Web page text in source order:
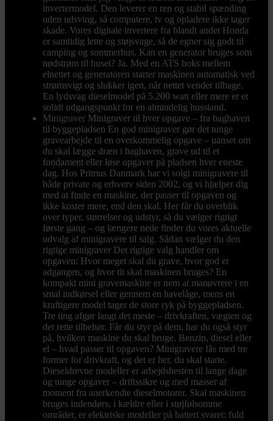
invertermodel. Den leverer en ren og stabil spænding
uden udsving, så computere, tv og opladere ikke tager
skade. Vores digitale invertere fra blandt andet Honda
er samtidig lette og støjsvage, så de egner sig godt til
camping og sommerhus. Kan en generator bruges som
nødstrøm til huset? Ja. Med en ATS boks mellem
elnettet og generatoren starter maskinen automatisk ved
strømsvigt og slukker igen, når nettet vender tilbage.
En lydsvag dieselmodel på 5.200 watt eller mere er et
solidt udgangspunkt for en almindelig husstand.
Minigraver Minigraver til hver opgave – fra baghaven
til byggepladsen En god minigraver gør det tunge
gravearbejde til en overkommelig opgave – uanset om
du skal lægge dræn i baghaven, grave ud til et
fundament eller løse opgaver på pladsen hver eneste
dag. Hos Primus Danmark har vi solgt minigravere til
både private og erhverv siden 2002, og vi hjælper dig
med at finde en maskine, der passer til opgaven og
ikke koster mere, end den skal. Her får du overblik
over typer, størrelser og udstyr, så du vælger rigtigt
første gang – og længere nede finder du vores aktuelle
udvalg af minigravere til salg. Sådan vælger du den
rigtige minigraver Det rigtige valg handler om
opgaven: Hvor meget skal du grave, hvor god er
adgangen, og hvor tit skal maskinen bruges? En
kompakt mini gravemaskine er nem at manøvrere i en
smal indkørsel eller gennem en havelåge, mens en
kraftigere model tager de store ryk på byggepladsen.
Tre ting afgør langt det meste – drivkraften, vægten og
det rette tilbehør. Får du styr på dem, har du også styr
på, hvilken maskine du skal bruge. Benzin, diesel eller
el – hvad passer til opgaven? Minigravere fås med tre
former for drivkraft, og det er her, du skal starte.
Dieseldrevne modeller er arbejdshesten til lange dage
og tunge opgaver – driftssikre og med masser af
moment fra anerkendte dieselmotorer. Skal maskinen
bruges indendørs, i kældre eller i støjfølsomme
områder, er elektriske modeller på batteri svaret: fuld